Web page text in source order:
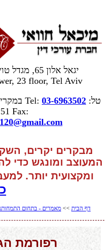
יגאל אלון 65, מגדל טויוטה, קומה 23, תל-אביב
23 floor, Tel Aviv
טל: 03-6963502
Tel:
Fax:
gmail.com
מבקרים יקרים,
המעוצב ומונגש כדי
ומקצועית יותר.
דף הבית >> מאמרים - בתחום
רפורמת